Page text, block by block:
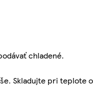
chladené.
Skladujte pri teplote